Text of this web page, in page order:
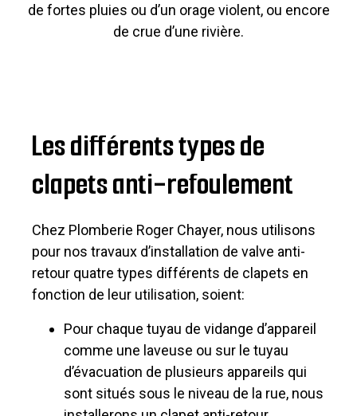
de fortes pluies ou d’un orage violent, ou encore
de crue d’une rivière.
Les différents types de
clapets anti-refoulement
Chez Plomberie Roger Chayer, nous utilisons
pour nos travaux d’installation de valve anti-
retour quatre types différents de clapets en
fonction de leur utilisation, soient:
Pour chaque tuyau de vidange d’appareil
comme une laveuse ou sur le tuyau
d’évacuation de plusieurs appareils qui
sont situés sous le niveau de la rue, nous